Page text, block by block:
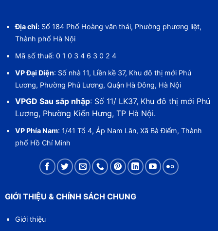
Địa chỉ:Số 184 Phố Hoàng văn thái, Phường phương liệt,
Thành phố Hà Nội
Mã số thuế: 0 1 0 3 4 6 3 0 2 4
VP Đại Diện: Số nhà 11, Liền kề 37, Khu đô thị mới Phú
Lương, Phường Phú Lương, Quận Hà Đông, Hà Nội
VPGD Sau sắp nhập: Số 11/ LK37, Khu đô thị mới Phú
Lương, Phường Kiến Hưng, TP Hà Nội.
VP Phía Nam: 1/41 Tổ 4, Áp Nam Lân, Xã Bà Điểm, Thành
phố Hồ Chí Minh
GIỚI THIỆU & CHÍNH SÁCH CHUNG
Giới thiệu